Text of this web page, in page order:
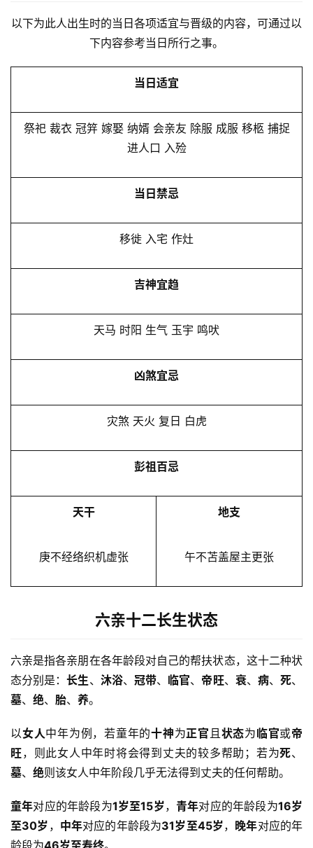
以下为此人出生时的当日各项适宜与晋级的内容，可通过以
下内容参考当日所行之事。
当日适宜
祭祀 裁衣 冠笄 嫁娶 纳婿 会亲友 除服 成服 移柩 捕捉
进人口 入殓
当日禁忌
移徙 入宅 作灶
吉神宜趋
天马 时阳 生气 玉宇 鸣吠
凶煞宜忌
灾煞 天火 复日 白虎
彭祖百忌
天干
庚不经络织机虚张
地支
午不苫盖屋主更张
六亲十二长生状态
六亲是指各亲朋在各年龄段对自己的帮扶状态，这十二种状
态分别是：长生、 沐浴、 冠带、 临官、 帝旺、 衰、 病、死、
墓、 绝、 胎、 养。
以女人中年为例，若童年的十神为正官且状态为临官或帝
旺，则此女人中年时将会得到丈夫的较多帮助；若为死、
墓、 绝则该女人中年阶段几乎无法得到丈夫的任何帮助。
童年对应的年龄段为1岁至15岁，青年对应的年龄段为16岁
至30岁 ， 中年对应的年龄段为31岁至45岁， 晚年对应的年
龄段为46岁至寿终。